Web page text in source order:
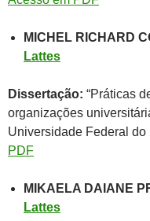
MICHEL RICHARD
Lattes
Dissertação: “Práticas
organizações
Universidade Federal do
PDF
MIKAELA DAIANE
Lattes